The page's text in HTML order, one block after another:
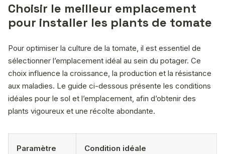
Choisir le meilleur emplacement
pour installer les plants de tomate
Pour optimiser la culture de la tomate, il est essentiel de
sélectionner l’emplacement idéal au sein du potager. Ce
choix influence la croissance, la production et la résistance
aux maladies. Le guide ci-dessous présente les conditions
idéales pour le sol et l’emplacement, afin d’obtenir des
plants vigoureux et une récolte abondante.
Paramètre Condition idéale